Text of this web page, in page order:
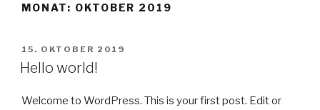
MONAT: OKTOBER 2019
VERÖFFENTLICHT
AM
15. OKTOBER 2019
Hello world!
Welcome to WordPress. This is your first post. Edit or